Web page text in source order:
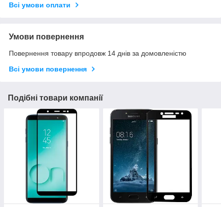
Всі умови оплати
Умови повернення
Повернення товару впродовж 14 днів за домовленістю
Всі умови повернення
Подібні товари компанії